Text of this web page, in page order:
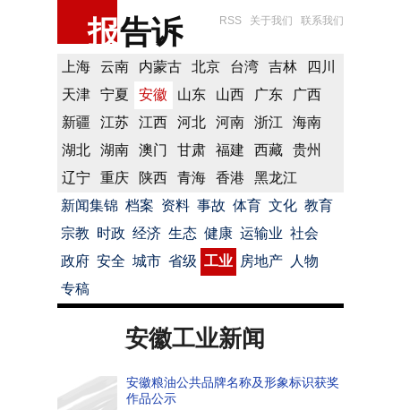
报告诉 RSS 关于我们 联系我们
上海 云南 内蒙古 北京 台湾 吉林
四川
天津
宁夏 安徽 山东 山西 广东
广西
新疆
江苏 江西 河北 河南 浙江
海南
湖北
湖南 澳门 甘肃 福建 西藏
贵州
辽宁
重庆 陕西 青海 香港
黑龙江
新闻集锦 档案 资料 事故 体育 文化 教育
宗教 时政 经济 生态 健康 运输业 社会
政府 安全 城市 省级 工业 房地产
人物
专稿
安徽工业新闻
安徽粮油公共品牌名称及形象标识获奖
作品公示